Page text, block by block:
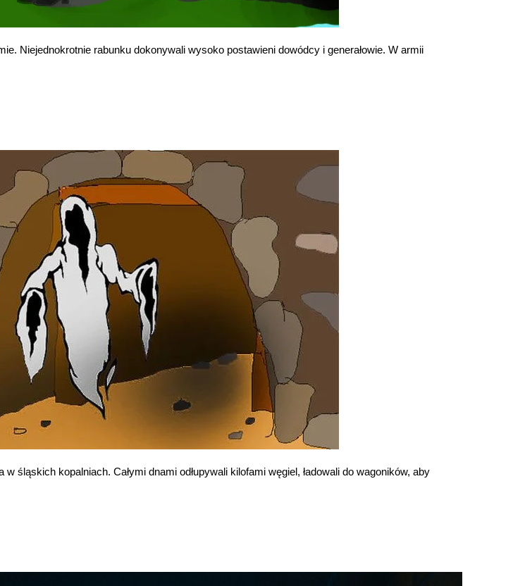
Niejednokrotnie rabunku dokonywali wysoko postawieni dowódcy i generałowie. W armii
śląskich kopalniach. Całymi dnami odłupywali kilofami węgiel, ładowali do wagoników, aby